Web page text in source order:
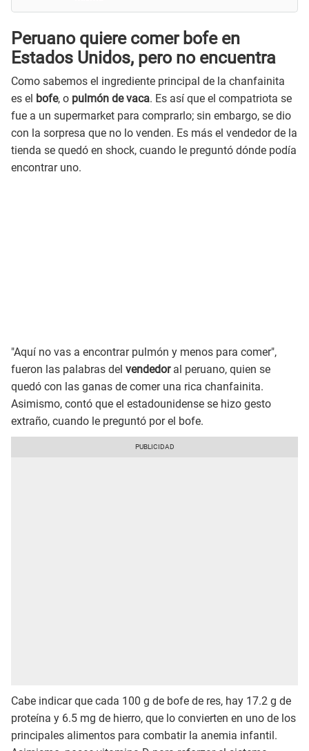
Peruano quiere comer bofe en
Estados Unidos, pero no encuentra
Como sabemos el ingrediente principal de la chanfainita
es el bofe, o pulmón de vaca. Es así que el compatriota se
fue a un supermarket para comprarlo; sin embargo, se dio
con la sorpresa que no lo venden. Es más el vendedor de la
tienda se quedó en shock, cuando le preguntó dónde podía
encontrar uno.
"Aquí no vas a encontrar pulmón y menos para comer",
fueron las palabras del vendedoral peruano, quien se
quedó con las ganas de comer una rica chanfainita.
Asimismo, contó que el estadounidense se hizo gesto
extraño, cuando le preguntó por el bofe.
Cabe indicar que cada 100 g de bofe de res, hay 17.2 g de
proteína y 6.5 mg de hierro, que lo convierten en uno de los
principales alimentos para combatir la anemia infantil.